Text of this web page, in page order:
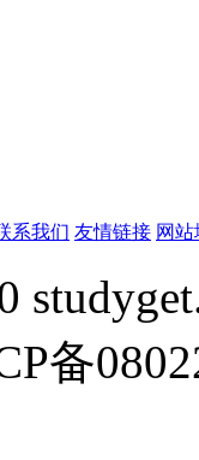
系我们 友情链接 网
备